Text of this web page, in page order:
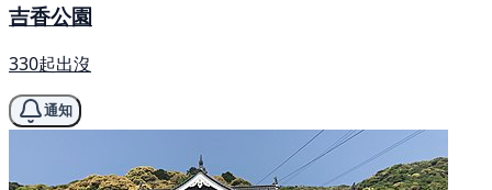
吉香公園
330起出沒
通知